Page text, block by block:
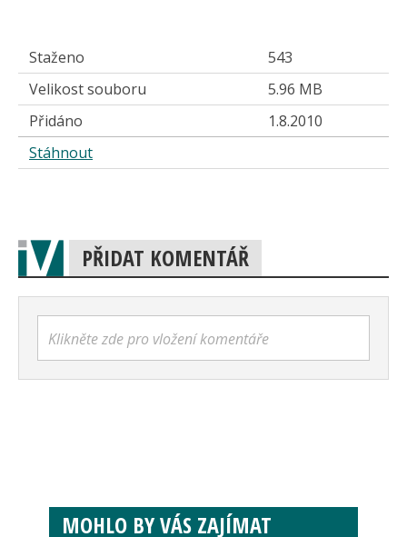
Staženo
543
Velikost souboru
5.96 MB
Přidáno
1.8.2010
Stáhnout
PŘIDAT KOMENTÁŘ
Klikněte zde pro vložení komentáře
MOHLO BY VÁS ZAJÍMAT